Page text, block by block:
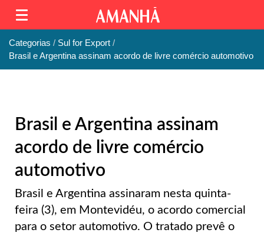
Categorias
Sul for Export
Brasil e Argentina assinam acordo de livre comércio automotivo
Brasil e Argentina assinam
acordo de livre comércio
automotivo
Brasil e Argentina assinaram nesta quinta-
feira (3), em Montevidéu, o acordo comercial
para o setor automotivo. O tratado prevê o